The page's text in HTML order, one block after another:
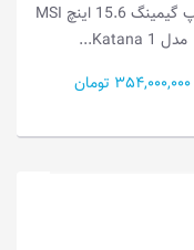
لپ تاپ گیمینگ 15.6 اینچ MSI
مدل Katana 1...
354,000,000 تومان